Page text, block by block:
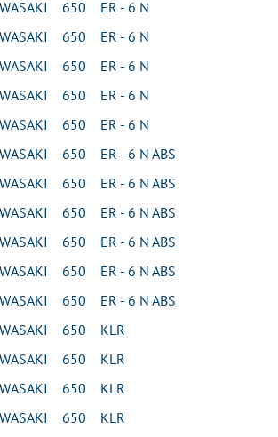
650 ER - 6 N
650 ER - 6 N
650 ER - 6 N
650 ER - 6 N
650 ER - 6 N
650 ER - 6 N ABS
650 ER - 6 N ABS
650 ER - 6 N ABS
650 ER - 6 N ABS
650 ER - 6 N ABS
650 ER - 6 N ABS
650 KLR
650 KLR
650 KLR
650 KLR